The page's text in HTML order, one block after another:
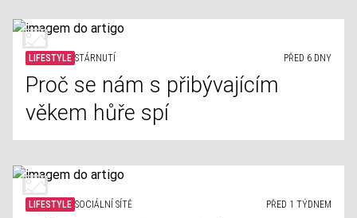
LIFESTYLE STÁRNUTÍ PŘED 6 DNY
Proč se nám s přibývajícím
věkem hůře spí
LIFESTYLE SOCIÁLNÍ SÍTĚ PŘED 1 TÝDNEM